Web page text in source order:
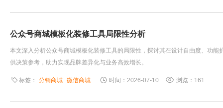
公众号商城模板化装修工具局限性分析
本文深入分析公众号商城模板化装修工具的局限性，探讨其在设计自由度、功
供决策参考，助力实现品牌差异化与业务高效增长。
标签： 分销商城 微信商城 时间：2026-07-10 浏览：161